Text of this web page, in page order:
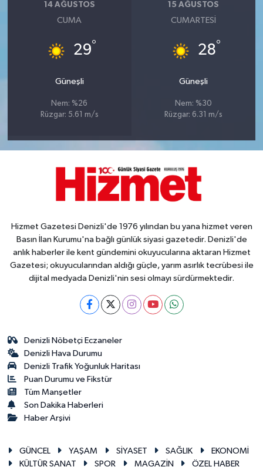
14 AĞUSTOS
CUMA
29°
Güneşli
Nem: %26
Rüzgar: 5.61 m/s
15 AĞUSTOS
CUMARTESI
28°
Güneşli
Nem: %30
Rüzgar: 6.31 m/s
Hizmet Gazetesi Denizli'de 1976 yılından bu yana hizmet veren
Basın İlan Kurumu'na bağlı günlük siyasi gazetedir. Denizli'de
anlık haberler ile kent gündemini okuyucularına aktaran Hizmet
Gazetesi; okuyucularından aldığı güçle, yarım asırlık tecrübesi ile
dijital medyada Denizli'nin sesi olmayı sürdürmektedir.
Denizli Nöbetçi Eczaneler
Denizli Hava Durumu
Denizli Trafik Yoğunluk Haritası
Puan Durumu ve Fikstür
Tüm Manşetler
Son Dakika Haberleri
Haber Arşivi
GÜNCEL YAŞAM SİYASET SAĞLIK
EKONOMİ
KÜLTÜR SANAT
SPOR MAGAZİN ÖZEL HABER